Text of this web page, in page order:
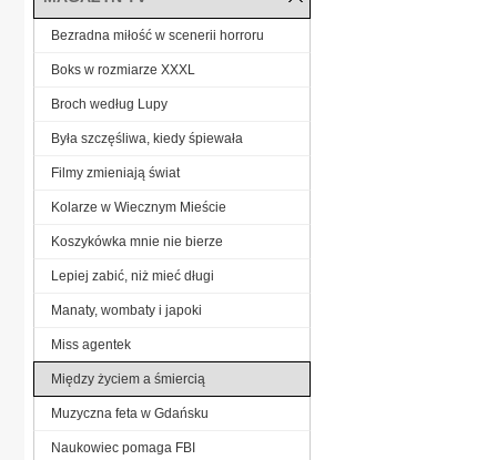
Bezradna miłość w scenerii horroru
Boks w rozmiarze XXXL
Broch według Lupy
Była szczęśliwa, kiedy śpiewała
Filmy zmieniają świat
Kolarze w Wiecznym Mieście
Koszykówka mnie nie bierze
Lepiej zabić, niż mieć długi
Manaty, wombaty i japoki
Miss agentek
Między życiem a śmiercią
Muzyczna feta w Gdańsku
Naukowiec pomaga FBI